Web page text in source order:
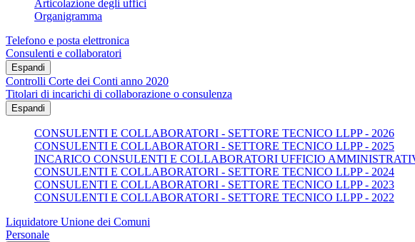
Articolazione degli uffici
Organigramma
Telefono e posta elettronica
Consulenti e collaboratori
Espandi
Controlli Corte dei Conti anno 2020
Titolari di incarichi di collaborazione o consulenza
Espandi
CONSULENTI E COLLABORATORI - SETTORE TECNICO LLPP - 2026
CONSULENTI E COLLABORATORI - SETTORE TECNICO LLPP - 2025
INCARICO CONSULENTI E COLLABORATORI UFFICIO
CONSULENTI E COLLABORATORI - SETTORE TECNICO LLPP - 2024
CONSULENTI E COLLABORATORI - SETTORE TECNICO LLPP - 2023
CONSULENTI E COLLABORATORI - SETTORE TECNICO LLPP - 2022
Liquidatore Unione dei Comuni
Personale